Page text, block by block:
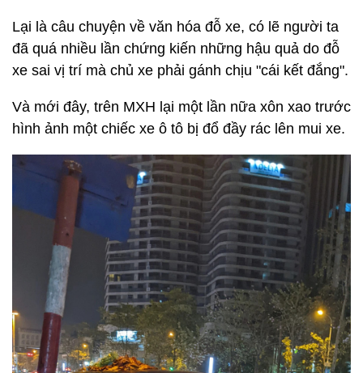
Lại là câu chuyện về văn hóa đỗ xe, có lẽ người ta
đã quá nhiều lần chứng kiến những hậu quả do đỗ
xe sai vị trí mà chủ xe phải gánh chịu "cái kết đắng".
Và mới đây, trên MXH lại một lần nữa xôn xao trước
hình ảnh một chiếc xe ô tô bị đổ đầy rác lên mui xe.